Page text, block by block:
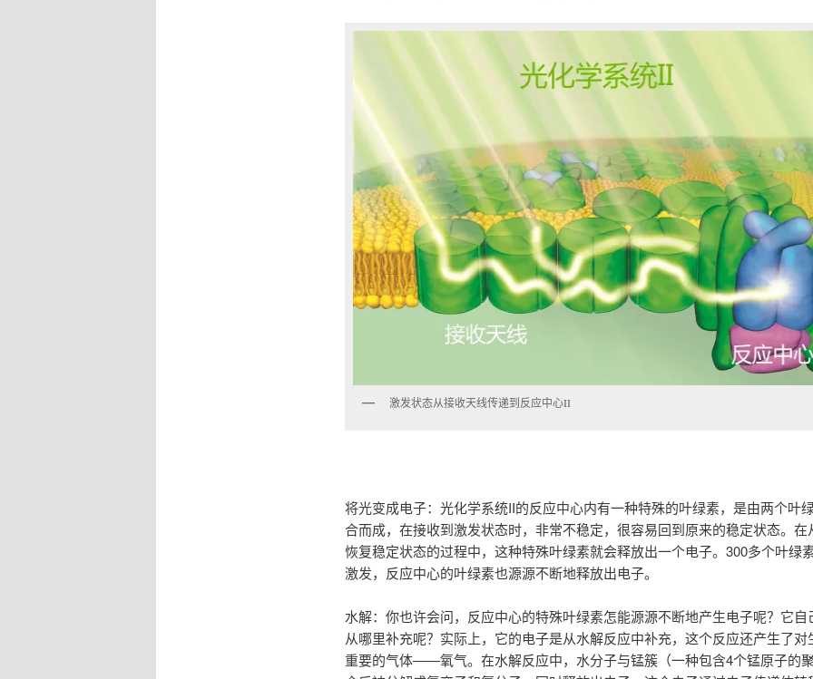
激发状态从接收天线传递到反应中心II
将光变成电子：光化学系统II的反应中心内有一种特殊的叶绿素，是由两个叶
合而成，在接收到激发状态时，非常不稳定，很容易回到原来的稳定状态。在
恢复稳定状态的过程中，这种特殊叶绿素就会释放出一个电子。300多个叶绿
激发，反应中心的叶绿素也源源不断地释放出电子。
水解：你也许会问，反应中心的特殊叶绿素怎能源源不断地产生电子呢？它自
从哪里补充呢？实际上，它的电子是从水解反应中补充，这个反应还产生了对
重要的气体——氧气。在水解反应中，水分子与锰簇（一种包含4个锰原子的